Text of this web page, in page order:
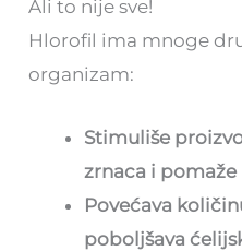
Ali to nije sve!
Hlorofil ima mnoge
organizam:
Stimuliše
zrnaca i
Povećava
poboljšava